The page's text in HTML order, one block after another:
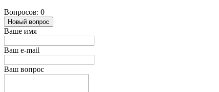
Вопросов: 0
Новый вопрос
Ваше имя
Ваш e-mail
Ваш вопрос